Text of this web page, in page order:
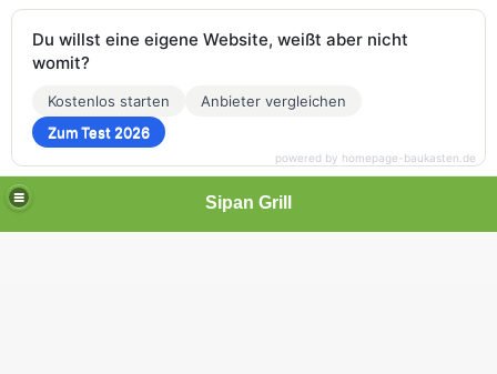
Sipan Grill
Du willst eine eigene Website, weißt aber nicht
womit?
Kostenlos starten
Anbieter vergleichen
Zum Test 2026
powered by homepage-baukasten.de